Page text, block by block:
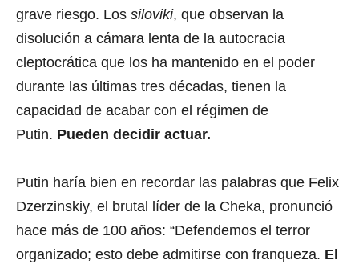
grave riesgo. Los siloviki, que observan la
disolución a cámara lenta de la autocracia
cleptocrática que los ha mantenido en el poder
durante las últimas tres décadas, tienen la
capacidad de acabar con el régimen de
Putin. Pueden decidir actuar.
Putin haría bien en recordar las palabras que Felix
Dzerzinskiy, el brutal líder de la Cheka, pronunció
hace más de 100 años: “Defendemos el terror
organizado; esto debe admitirse con franqueza. El